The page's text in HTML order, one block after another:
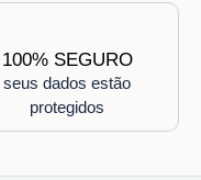
100% SEGURO
seus dados estão
protegidos